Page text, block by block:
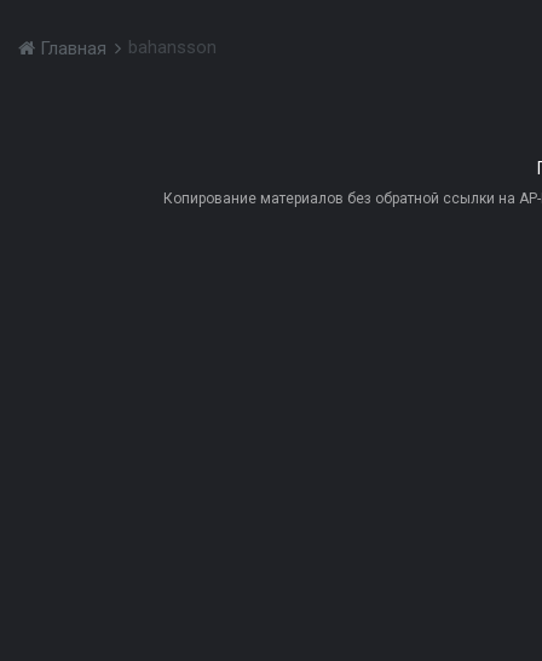
Главная bahansson
Копирование материалов без обратной ссылки на